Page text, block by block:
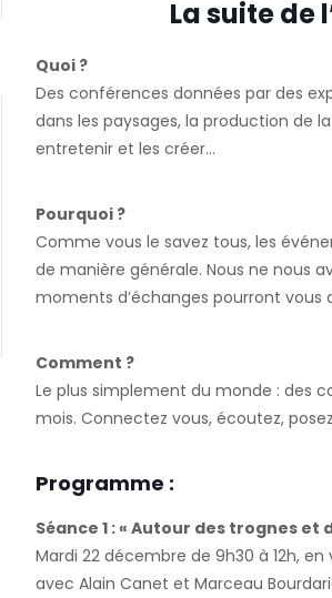
La suite de
Quoi ?
Des conférences données par des
dans les paysages, la production de
entretenir et les créer…
Pourquoi ?
Comme vous le savez tous, les
de manière générale. Nous ne nous
moments d’échanges pourront vous
Comment ?
Le plus simplement du monde : des
mois. Connectez vous, écoutez,
Programme :
Séance 1 :« Autour des trognes et
Mardi 22 décembre de 9h30 à 12h,
avec Alain Canet et Marceau